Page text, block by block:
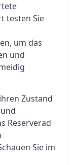
testen Sie
um das
und
Zustand
Reserverad
Sie im